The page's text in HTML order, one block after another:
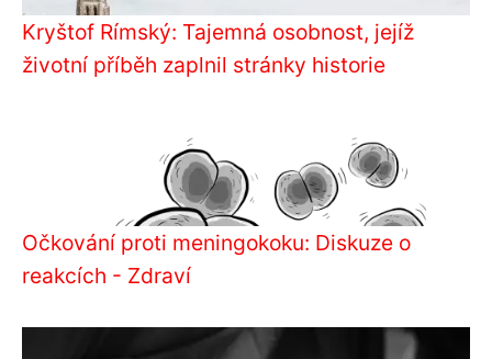
Kryštof Rímský: Tajemná osobnost, jejíž
životní příběh zaplnil stránky historie
Očkování proti meningokoku: Diskuze o
reakcích - Zdraví